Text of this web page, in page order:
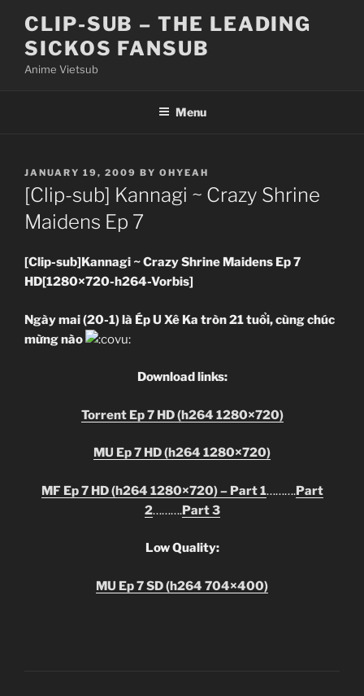
content
CLIP-SUB – THE LEADING
SICKOS FANSUB
Anime Vietsub
Menu
POSTED
ON
JANUARY 19, 2009 BY OHYEAH
[Clip-sub] Kannagi ~ Crazy Shrine
Maidens Ep 7
[Clip-sub]Kannagi ~ Crazy Shrine Maidens Ep 7
HD[1280×720-h264-Vorbis]
Ngày mai (20-1) là Ép U Xê Ka tròn 21 tuổi, cùng chúc
mừng nào
Download links:
Torrent Ep 7 HD (h264 1280×720)
MU Ep 7 HD (h264 1280×720)
MF Ep 7 HD (h264 1280×720)– Part 1……….Part
2……….Part 3
Low Quality:
MU Ep 7SD (h264 704×400)